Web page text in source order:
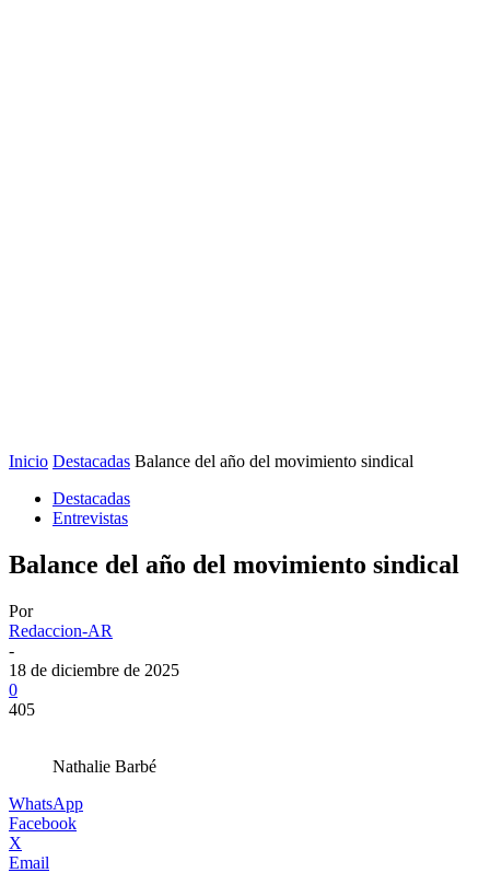
Inicio Destacadas Balance del año del movimiento sindical
Destacadas
Entrevistas
Balance del año del movimiento sindical
Por
Redaccion-AR
-
18 de diciembre de 2025
0
405
Nathalie Barbé
WhatsApp
Facebook
X
Email